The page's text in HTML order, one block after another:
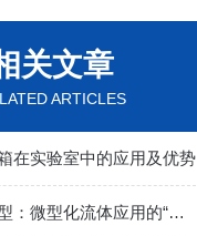
关文章
ARTICLES
在实验室中的应用及优势
蠕动泵小型：微型化流体应用的“灵动心脏”